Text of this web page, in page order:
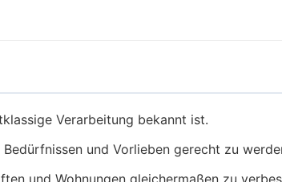
Verarbeitung bekannt ist.
und Vorlieben gerecht zu
und Wohnungen gleichermaßen zu